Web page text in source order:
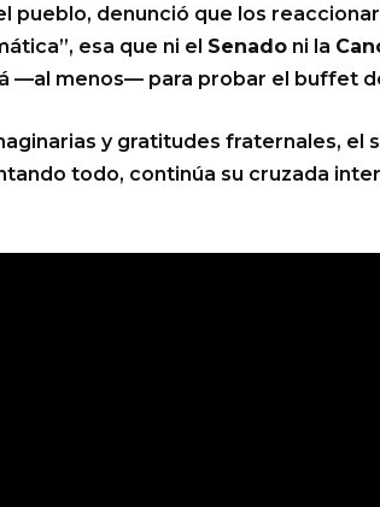
pueblo, denunció que los
esa que ni el Senado ni la
—al menos— para probar el buffet
y gratitudes fraternales, el
todo, continúa su cruzada